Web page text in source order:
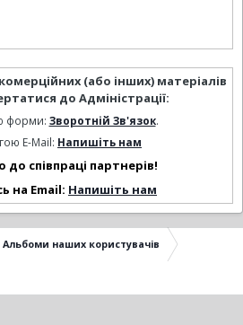
(або інших) матеріалів
до Адміністрації:
форми: Зворотній Зв'язок.
E-Mail: Напишіть нам
співпраці партнерів!
на Email: Напишіть нам
Альбоми наших користувачів